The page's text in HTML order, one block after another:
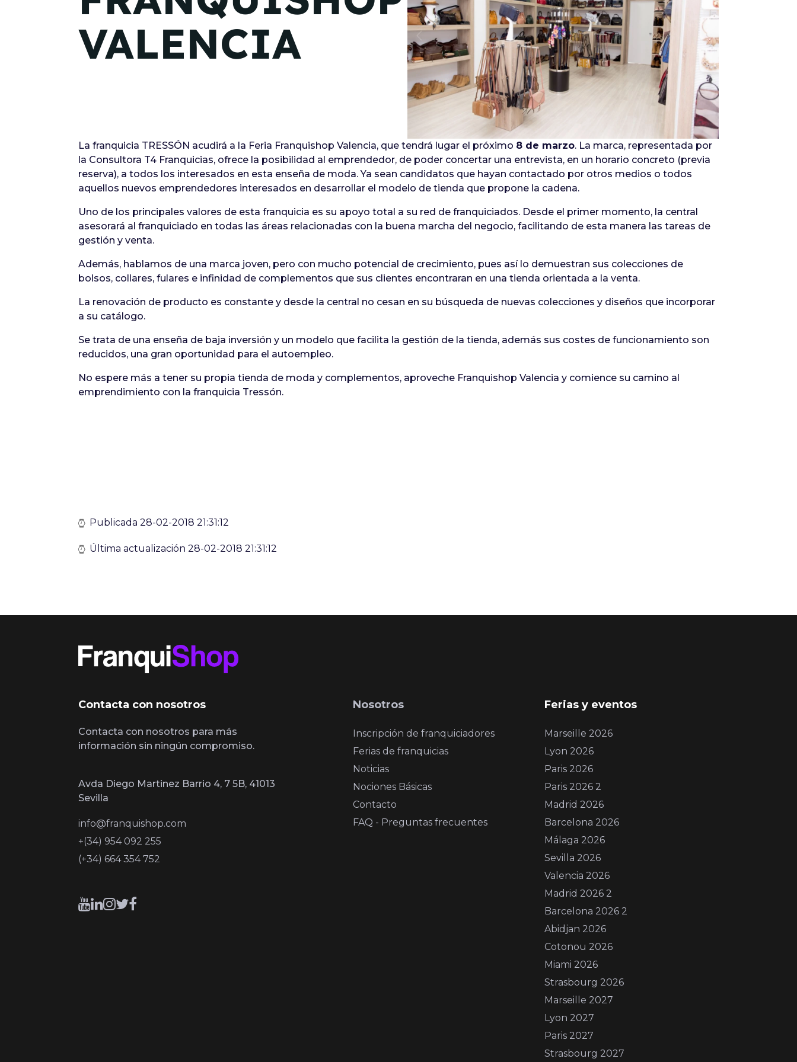
de junio
Madrid 2026 2 -08
de octubre
Castilla-La Mancha
22 de octubre
05 de noviembre
VER MÁS
Infórmate
VALENCIA
La franquicia TRESSÓN acudirá a la Feria Franquishop Valencia, que tendrá lugar el próximo 8 de marzo. La marca, representada por
la Consultora T4 Franquicias, ofrece la posibilidad al emprendedor, de poder concertar una entrevista, en un horario concreto (previa
reserva), a todos los interesados en esta enseña de moda. Ya sean candidatos que hayan contactado por otros medios o todos
aquellos nuevos emprendedores interesados en desarrollar el modelo de tienda que propone la cadena.
Uno de los principales valores de esta franquicia es su apoyo total a su red de franquiciados. Desde el primer momento, la central
asesorará al franquiciado en todas las áreas relacionadas con la buena marcha del negocio, facilitando de esta manera las tareas de
gestión y venta.
Además, hablamos de una marca joven, pero con mucho potencial de crecimiento, pues así lo demuestran sus colecciones de
bolsos, collares, fulares e infinidad de complementos que sus clientes encontraran en una tienda orientada a la venta.
La renovación de producto es constante y desde la central no cesan en su búsqueda de nuevas colecciones y diseños que incorporar
a su catálogo.
Se trata de una enseña de baja inversión y un modelo que facilita la gestión de la tienda, además sus costes de funcionamiento son
reducidos, una gran oportunidad para el autoempleo.
No espere más a tener su propia tienda de moda y complementos, aproveche Franquishop Valencia y comience su camino al
emprendimiento con la franquicia Tressón.
Publicada 28-02-2018 21:31:12
Última actualización 28-02-2018 21:31:12
Contacta con nosotros
Contacta con nosotros para más
información sin ningún compromiso.
Avda Diego Martinez Barrio 4, 7 5B, 41013
Sevilla
info@franquishop.com
+(34) 954 092 255
(+34) 664 354 752
Nosotros
Inscripción de franquiciadores
Ferias de franquicias
Noticias
Nociones Básicas
Contacto
FAQ - Preguntas frecuentes
Ferias y eventos
Marseille 2026
Lyon 2026
Paris 2026
Paris 2026 2
Madrid 2026
Barcelona 2026
Málaga 2026
Sevilla 2026
Valencia 2026
Madrid 2026 2
Barcelona 2026 2
Abidjan 2026
Cotonou 2026
Miami 2026
Strasbourg 2026
Marseille 2027
Lyon 2027
Paris 2027
Strasbourg 2027